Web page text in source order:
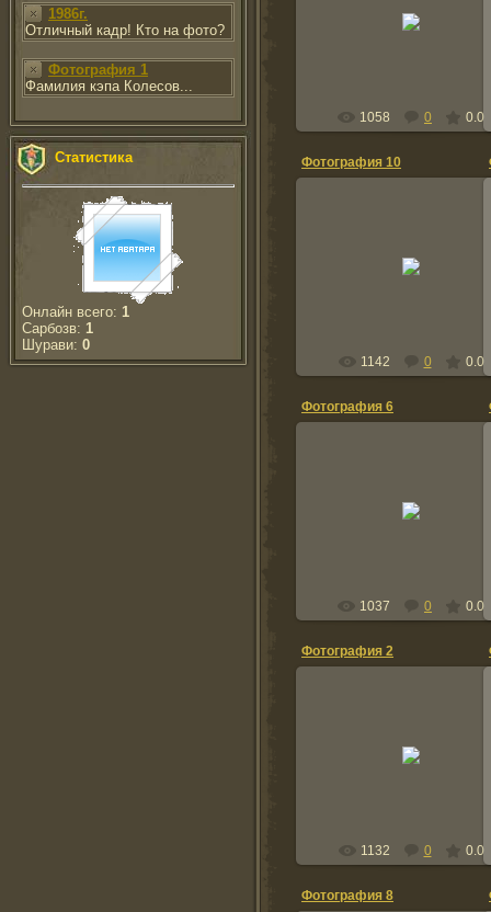
1986г.
Отличный кадр! Кто на фото?
Фотография 1
Фамилия кэпа Колесов...
Статистика
Онлайн всего: 1
Сарбозв: 1
Шурави: 0
1058 0 0.0
Фотография 10
1142 0 0.0
Фотография 6
1037 0 0.0
Фотография 2
1132 0 0.0
Фотография 8